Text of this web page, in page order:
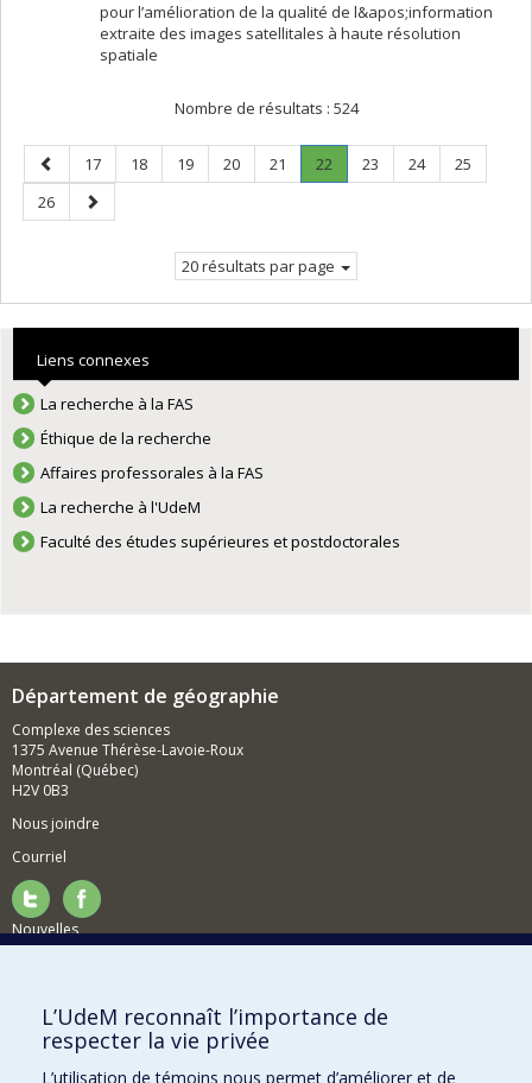
pour l’amélioration de la qualité de l&apos;information
extraite des images satellitales à haute résolution
spatiale
Nombre de résultats : 524
Page
précédente
Page
17 Page
18 Page
19 Page
20 Page
21 Page
22
Page
Page
23 Page
24 Page
25
Page
26
Page
suivante
20 résultats par page
Liens connexes
La recherche à la FAS
Éthique de la recherche
Affaires professorales à la FAS
La recherche à l'UdeM
Faculté des études supérieures et postdoctorales
Département de géographie
Complexe des sciences
1375 Avenue Thérèse-Lavoie-Roux
Montréal (Québec)
H2V 0B3
Nous joindre
Courriel
Nouvelles
Comment soutenir le Département?
BESOIN D'AIDE?
L’UdeM reconnaît l’importance de
respecter la vie privée
L’utilisation de témoins nous permet d’améliorer et de